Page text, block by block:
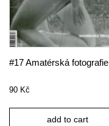
#17 Amatérská fotografie
90 Kč
add to cart